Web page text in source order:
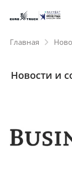
Главная
Новости и